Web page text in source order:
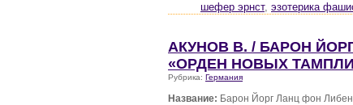
шефер эрнст, эзотерика
АКУНОВ В. / БАРОН
«ОРДЕН НОВЫХ
Рубрика: Германия
Название: Барон Йорг Ланц фон